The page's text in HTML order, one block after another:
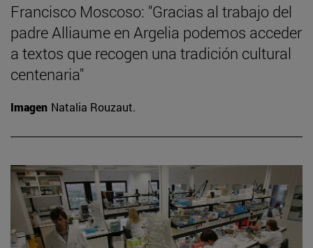
Francisco Moscoso: "Gracias al trabajo del
padre Alliaume en Argelia podemos acceder
a textos que recogen una tradición cultural
centenaria"
Imagen Natalia Rouzaut.